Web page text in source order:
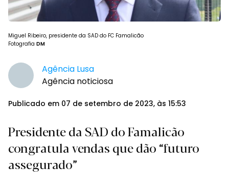
Miguel Ribeiro, presidente da SAD do FC Famalicão
Fotografia DM
Agência Lusa
Agência noticiosa
Publicado em 07 de setembro de 2023, às 15:53
Presidente da SAD do Famalicão
congratula vendas que dão “futuro
assegurado”